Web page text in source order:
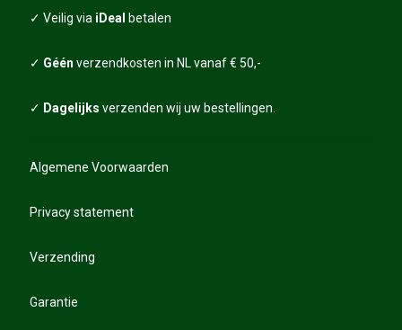
✓ Veilig via iDeal betalen
✓ Géén verzendkosten in NL vanaf € 50,-
✓ Dagelijks verzenden wij uw bestellingen.
Algemene Voorwaarden
Privacy statement
Verzending
Garantie